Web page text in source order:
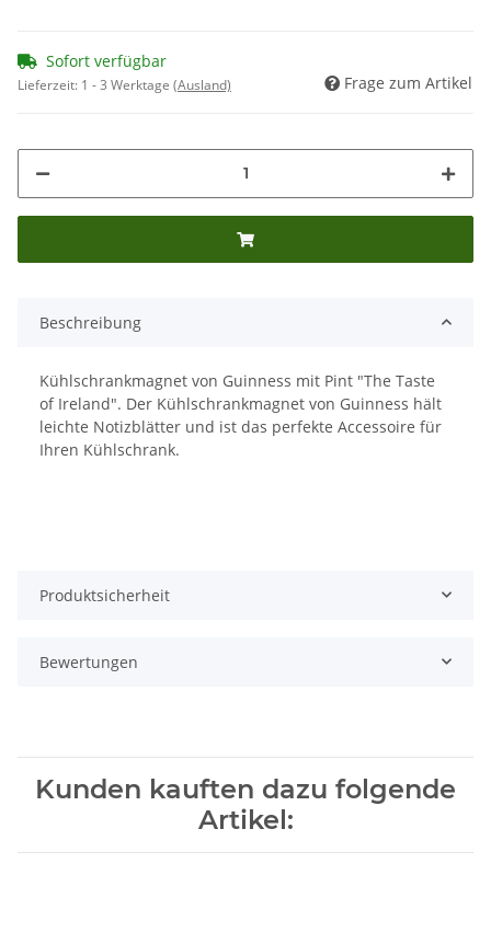
Sofort verfügbar
Lieferzeit: 1 - 3 Werktage (Ausland) Frage zum Artikel
Beschreibung
Kühlschrankmagnet von Guinness mit Pint "The Taste
of Ireland". Der Kühlschrankmagnet von Guinness hält
leichte Notizblätter und ist das perfekte Accessoire für
Ihren Kühlschrank.
Produktsicherheit
Bewertungen
Kunden kauften dazu folgende
Artikel: